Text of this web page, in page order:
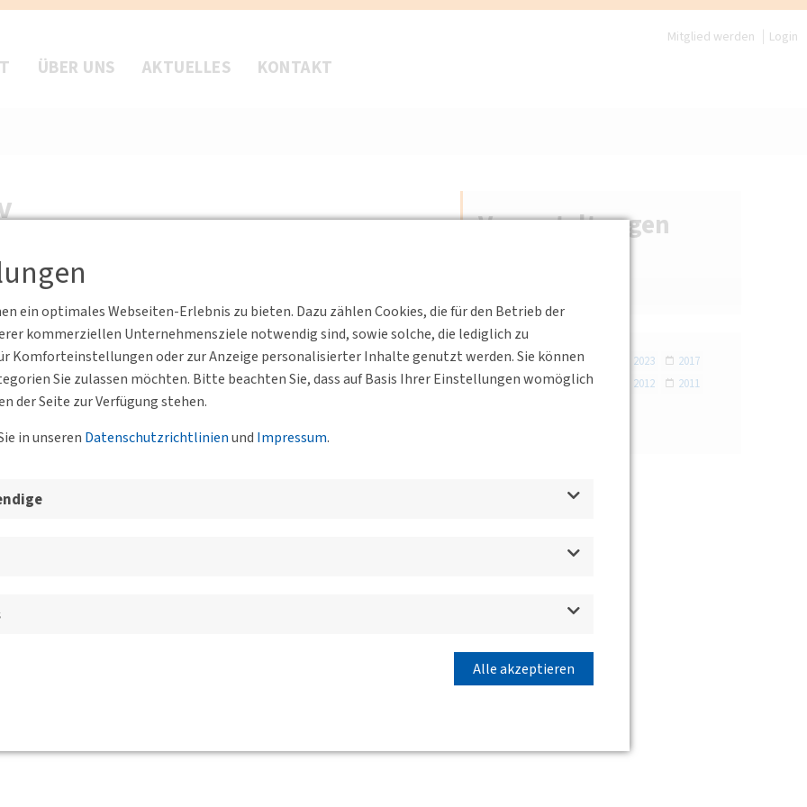
ein optimales Webseiten-Erlebnis zu bieten. Dazu zählen Cookies, die für den Betrieb der
kommerziellen Unternehmensziele notwendig sind, sowie solche, die lediglich zu
Komforteinstellungen oder zur Anzeige personalisierter Inhalte genutzt werden. Sie können
Sie zulassen möchten. Bitte beachten Sie, dass auf Basis Ihrer Einstellungen womöglich
der Seite zur Verfügung stehen.
in unseren Datenschutzrichtlinienund Impressum.
Alle akzeptieren
Mitglied werden Login
ÜBER UNS AKTUELLES KONTAKT
Main · Börsenplatz 4 ·
Energie, Verkehr, Wohnen und ländlichen Raum
Veranstaltungen
2026 2025 2023
2017
2016
2014 2013 2012
2011